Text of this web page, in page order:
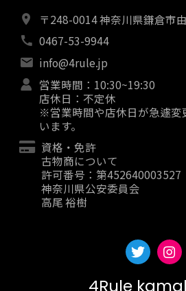
〒248-0014 神奈川県鎌倉市
0467-53-9944
info@4rule.jp
営業時間：10:30~19:30
店休日：不定休
※営業時間や店休日が急遽変
います。
資格・免許
古物商について
許可番号：第452640003527
神奈川県公安委員会
高尾 裕樹
4Rule